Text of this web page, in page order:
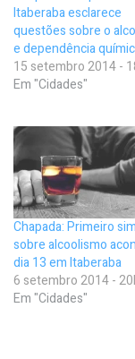
Itaberaba esclarece
questões sobre o
e dependência
15 setembro 2014 -
Em "Cidades"
Chapada: Primeiro
sobre alcoolismo
dia 13 em Itaberaba
6 setembro 2014 -
Em "Cidades"